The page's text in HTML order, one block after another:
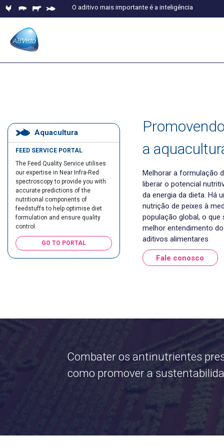
O aditivo mais importante é a inteligência
Aquacultura
FEED SERVICE PORTAL
The Feed Quality Service utilises
our expertise in Near Infra-Red
spectroscopy to provide you with
accurate predictions of the
nutritional components of
feedstuffs to help optimise diet
formulation and ensure quality
control.
GO TO PORTAL
a
Melhorar a formulação
liberar o potencial
da energia da dieta. Há
nutrição de peixes à
população global, o
melhor entendimento
aditivos alimentares
Fale conosco
Combater os antinutrientes
como promover a